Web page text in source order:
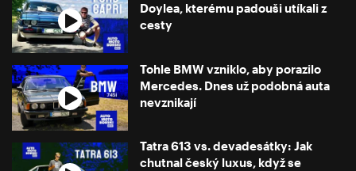
Doylea, kterému padouši utíkali z
cesty
Tohle BMW vzniklo, aby porazilo
Mercedes. Dnes už podobná auta
nevznikají
Tatra 613 vs. devadesátky: Jak
chutnal český luxus, když se